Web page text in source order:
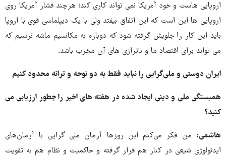
اروپایی هاست و خود آمریکا نمی تواند کاری کند؛ هرچند فشار آمریکا روی
اروپایی ها این است که این اتفاق بیفتد ولی با یک دیپلماسی قوی با اروپا
باید این کار را جلویش گرفته شود که دوباره به مکانسیم ماشه نرسیم که
می تواند برای اقتصاد ما و ناترازی های آن مخرب باشد.
ایران دوستی و ملی‌گرایی را نباید فقط به دو نوحه و ترانه محدود کنیم
همبستگی ملی و دینی ایجاد شده در هفته های اخیر را چطور ارزیابی می
کنید؟
هاشمی: من فکر می‌کنم این روزها آرمان ملی گرایی با آرمان‌های
ایدئولوژی شیعی در کنار هم قرار گرفته و حاکمیت و نظام هم به تقویت